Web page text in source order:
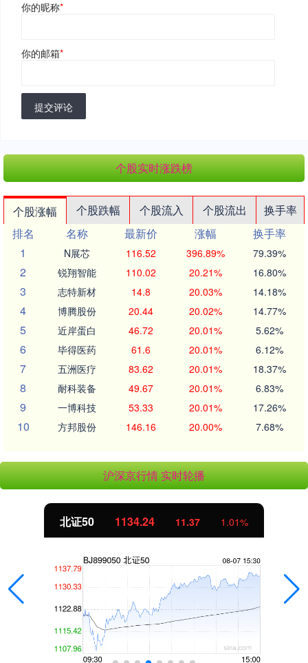
你的昵称*
你的邮箱*
提交评论
个股实时涨跌榜
个股涨幅 个股跌幅 个股流入 个股流出
换手率
排名
名称 最新价 涨幅
换手率
1
N展芯 116.52 396.89% 79.39%
2 锐翔智能 110.02 20.21% 16.80%
3 志特新材 14.8 20.03% 14.18%
4 博腾股份 20.44 20.02% 14.77%
5 近岸蛋白 46.72 20.01% 5.62%
6 毕得医药 61.6 20.01% 6.12%
7 五洲医疗 83.62 20.01% 18.37%
8 耐科装备 49.67 20.01% 6.83%
9 一博科技 53.33 20.01% 17.26%
10 方邦股份 146.16 20.00% 7.68%
沪深京行情 实时轮播
北证50 1134.24 11.37 1.01%